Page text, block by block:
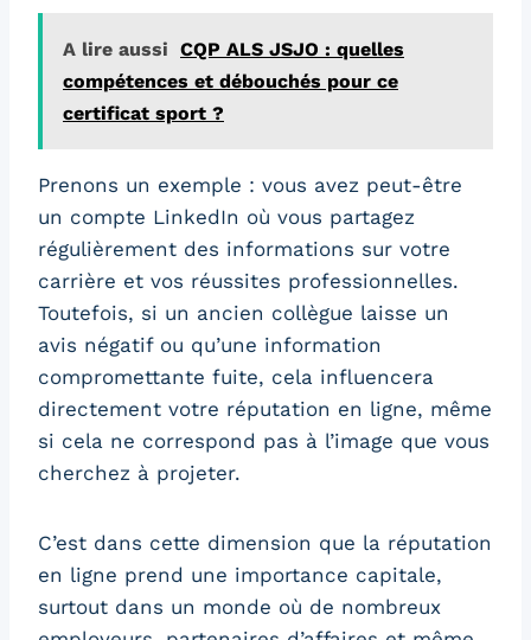
A lire aussi CQP ALS JSJO : quelles
compétences et débouchés pour ce
certificat sport ?
Prenons un exemple : vous avez peut-être
un compte LinkedIn où vous partagez
régulièrement des informations sur votre
carrière et vos réussites professionnelles.
Toutefois, si un ancien collègue laisse un
avis négatif ou qu’une information
compromettante fuite, cela influencera
directement votre réputation en ligne, même
si cela ne correspond pas à l’image que vous
cherchez à projeter.
C’est dans cette dimension que la réputation
en ligne prend une importance capitale,
surtout dans un monde où de nombreux